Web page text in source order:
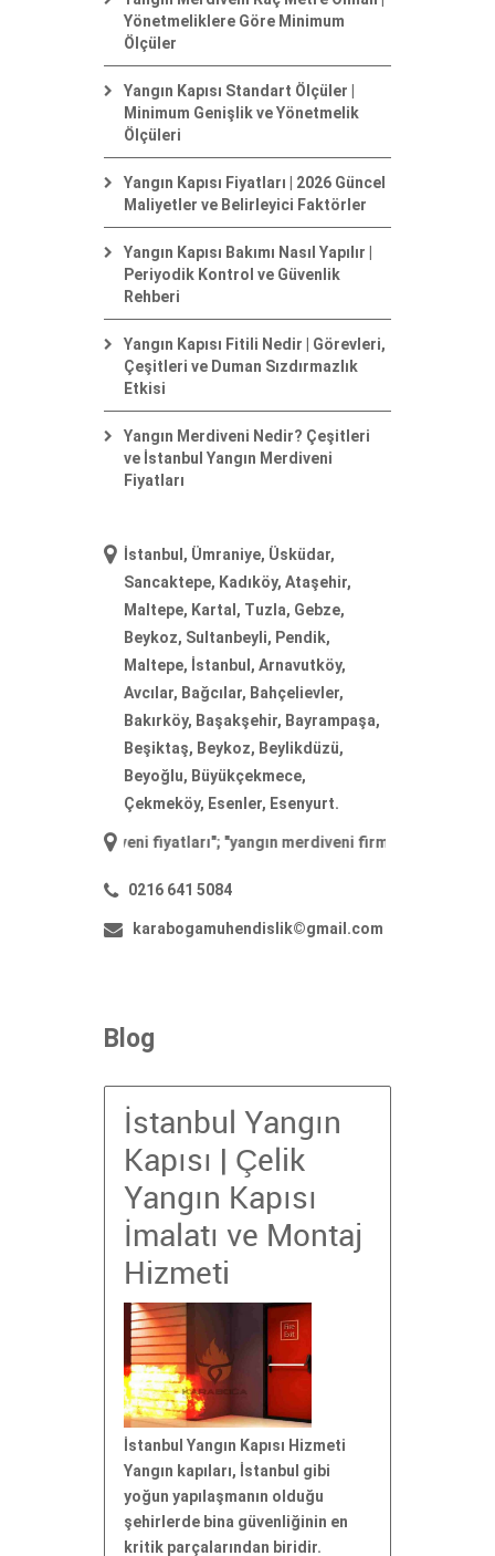
Yönetmeliklere Göre Minimum
Ölçüler
Yangın Kapısı Standart Ölçüler |
Minimum Genişlik ve Yönetmelik
Ölçüleri
Yangın Kapısı Fiyatları | 2026 Güncel
Maliyetler ve Belirleyici Faktörler
Yangın Kapısı Bakımı Nasıl Yapılır |
Periyodik Kontrol ve Güvenlik
Rehberi
Yangın Kapısı Fitili Nedir | Görevleri,
Çeşitleri ve Duman Sızdırmazlık
Etkisi
Yangın Merdiveni Nedir? Çeşitleri
ve İstanbul Yangın Merdiveni
Fiyatları
İstanbul, Ümraniye, Üsküdar,
Sancaktepe, Kadıköy, Ataşehir,
Maltepe, Kartal, Tuzla, Gebze,
Beykoz, Sultanbeyli, Pendik,
Maltepe, İstanbul, Arnavutköy,
Avcılar, Bağcılar, Bahçelievler,
Bakırköy, Başakşehir, Bayrampaşa,
Beşiktaş, Beykoz, Beylikdüzü,
Beyoğlu, Büyükçekmece,
Çekmeköy, Esenler, Esenyurt.
fiyatları"; " yangın merdiveni firmaları"; "yangın merdiveni
0216 641 5084
karabogamuhendislik©gmail.com
Blog
İstanbul Yangın
Kapısı | Çelik
Yangın Kapısı
İmalatı ve Montaj
Hizmeti
İstanbul Yangın Kapısı Hizmeti
Yangın kapıları, İstanbul gibi
yoğun yapılaşmanın olduğu
şehirlerde bina güvenliğinin en
kritik parçalarından biridir.